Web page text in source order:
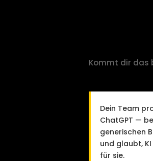
Kommt dir das
Dein Team
ChatGPT —
generischen
und glaubt,
für sie.